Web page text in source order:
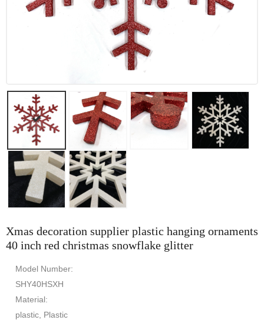
Xmas decoration supplier plastic hanging ornaments
40 inch red christmas snowflake glitter
Model Number:
SHY40HSXH
Material:
plastic, Plastic